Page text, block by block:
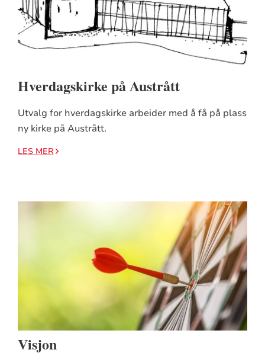
Hverdagskirke på Austrått
Utvalg for hverdagskirke arbeider med å få på plass
ny kirke på Austrått.
LES MER
Visjon